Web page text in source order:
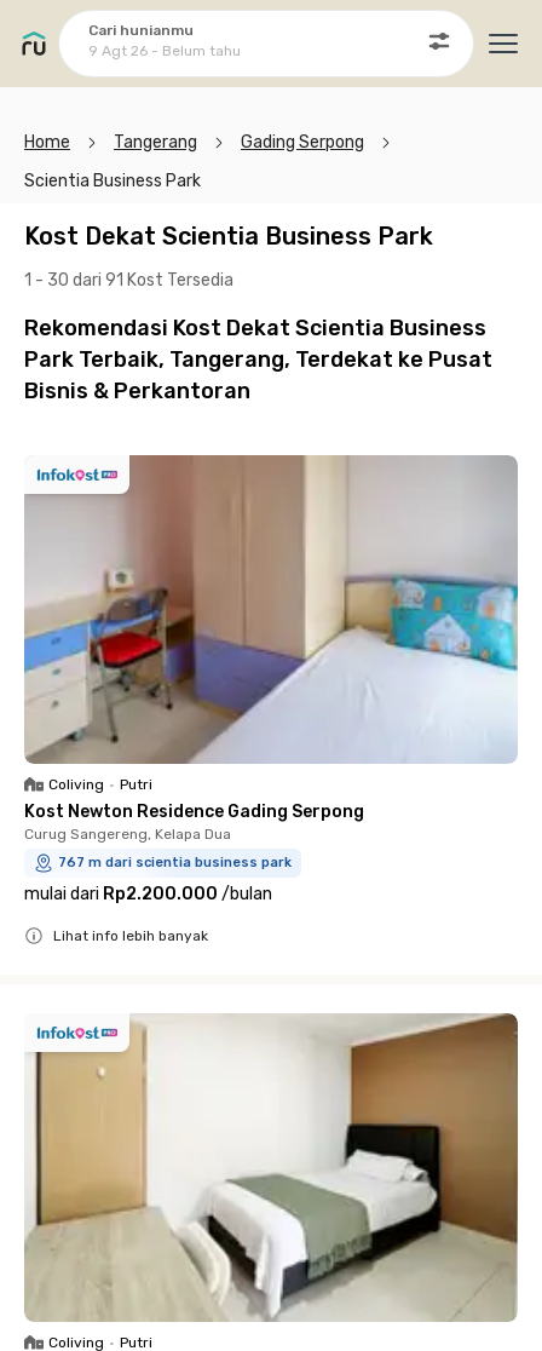
Cari hunianmu
9 Agt 26 - Belum tahu
Home Tangerang
Gading Serpong
Scientia Business Park
Kost Dekat Scientia Business Park
1 - 30 dari 91 Kost Tersedia
Rekomendasi Kost Dekat Scientia Business
Park Terbaik, Tangerang, Terdekat ke Pusat
Bisnis & Perkantoran
Coliving • Putri
Kost Newton Residence Gading Serpong
Curug Sangereng, Kelapa Dua
767 m dari scientia business park
mulai dari Rp2.200.000 /bulan
Lihat info lebih banyak
Coliving • Putri